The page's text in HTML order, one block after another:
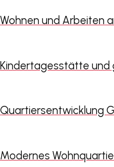
Wohnen und Arbeiten
Kindertagesstätte und
Quartiersentwicklung
Modernes